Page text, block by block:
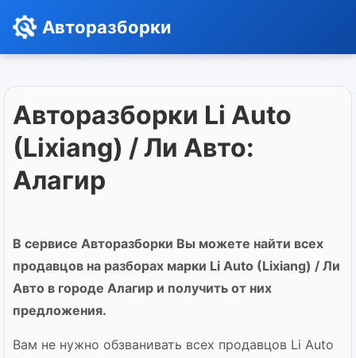
Авторазборки
Авторазборки Li Auto
(Lixiang) / Ли Авто:
Алагир
В сервисе Авторазборки Вы можете найти всех
продавцов на разборах марки Li Auto (Lixiang) / Ли
Авто в городе Алагир и получить от них
предложения.
Вам не нужно обзванивать всех продавцов Li Auto